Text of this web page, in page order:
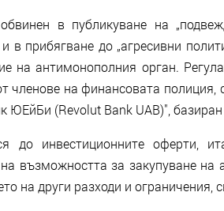
в публикуване на
в прибягване до „агресивни
на антимонополния орган.
членове на финансовата полиция,
ЮЕйБи (Revolut Bank UAB)",
до инвестиционните оферти,
възможността за закупуване
на други разходи и ограничения,